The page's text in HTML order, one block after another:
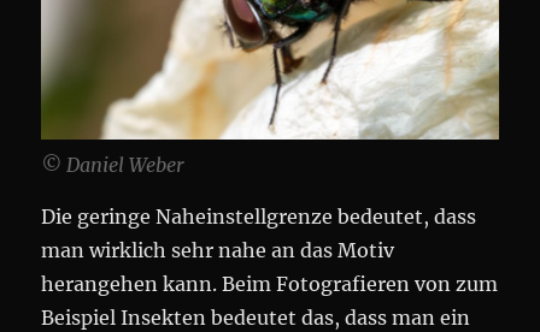
© Daniel Weber
Die geringe Naheinstellgrenze bedeutet, dass
man wirklich sehr nahe an das Motiv
herangehen kann. Beim Fotografieren von zum
Beispiel Insekten bedeutet das, dass man ein